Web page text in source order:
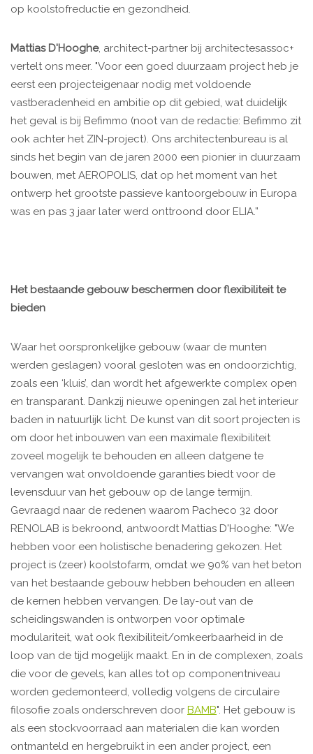
op koolstofreductie en gezondheid.
Mattias D'Hooghe, architect-partner bij architectesassoc+
vertelt ons meer. "Voor een goed duurzaam project heb je
eerst een projecteigenaar nodig met voldoende
vastberadenheid en ambitie op dit gebied, wat duidelijk
het geval is bij Befimmo (noot van de redactie: Befimmo zit
ook achter het ZIN-project). Ons architectenbureau is al
sinds het begin van de jaren 2000 een pionier in duurzaam
bouwen, met AEROPOLIS, dat op het moment van het
ontwerp het grootste passieve kantoorgebouw in Europa
was en pas 3 jaar later werd onttroond door ELIA.”
Het bestaande gebouw beschermen door flexibiliteit te
bieden
Waar het oorspronkelijke gebouw (waar de munten
werden geslagen) vooral gesloten was en ondoorzichtig,
zoals een ‘kluis’, dan wordt het afgewerkte complex open
en transparant. Dankzij nieuwe openingen zal het interieur
baden in natuurlijk licht. De kunst van dit soort projecten is
om door het inbouwen van een maximale flexibiliteit
zoveel mogelijk te behouden en alleen datgene te
vervangen wat onvoldoende garanties biedt voor de
levensduur van het gebouw op de lange termijn.
Gevraagd naar de redenen waarom Pacheco 32 door
RENOLAB is bekroond, antwoordt Mattias D'Hooghe: "We
hebben voor een holistische benadering gekozen. Het
project is (zeer) koolstofarm, omdat we 90% van het beton
van het bestaande gebouw hebben behouden en alleen
de kernen hebben vervangen. De lay-out van de
scheidingswanden is ontworpen voor optimale
modulariteit, wat ook flexibiliteit/omkeerbaarheid in de
loop van de tijd mogelijk maakt. En in de complexen, zoals
die voor de gevels, kan alles tot op componentniveau
worden gedemonteerd, volledig volgens de circulaire
filosofie zoals onderschreven door BAMB". Het gebouw is
als een stockvoorraad aan materialen die kan worden
ontmanteld en hergebruikt in een ander project, een